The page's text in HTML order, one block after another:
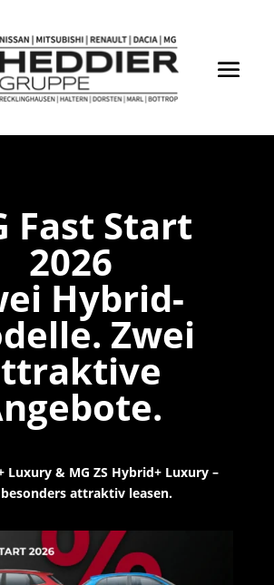
Fast Start
2026
Hybrid-
Zwei
Luxury & MG ZS Hybrid+ Luxury –
attraktiv leasen.